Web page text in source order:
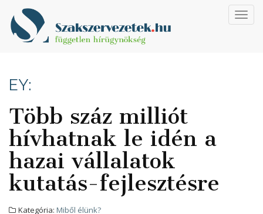
EY:
Több száz milliót
hívhatnak le idén a
hazai vállalatok
kutatás-fejlesztésre
Kategória: Miből élünk?